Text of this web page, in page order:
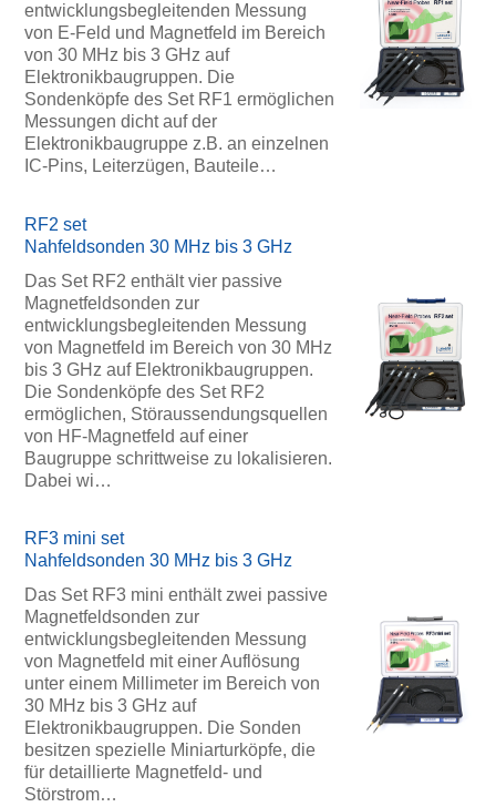
entwicklungsbegleitenden Messung
von E-Feld und Magnetfeld im Bereich
von 30 MHz bis 3 GHz auf
Elektronikbaugruppen. Die
Sondenköpfe des Set RF1 ermöglichen
Messungen dicht auf der
Elektronikbaugruppe z.B. an einzelnen
IC-Pins, Leiterzügen, Bauteile…
RF2 set
Nahfeldsonden 30 MHz bis 3 GHz
Das Set RF2 enthält vier passive
Magnetfeldsonden zur
entwicklungsbegleitenden Messung
von Magnetfeld im Bereich von 30 MHz
bis 3 GHz auf Elektronikbaugruppen.
Die Sondenköpfe des Set RF2
ermöglichen, Störaussendungsquellen
von HF-Magnetfeld auf einer
Baugruppe schrittweise zu lokalisieren.
Dabei wi…
RF3 mini set
Nahfeldsonden 30 MHz bis 3 GHz
Das Set RF3 mini enthält zwei passive
Magnetfeldsonden zur
entwicklungsbegleitenden Messung
von Magnetfeld mit einer Auflösung
unter einem Millimeter im Bereich von
30 MHz bis 3 GHz auf
Elektronikbaugruppen. Die Sonden
besitzen spezielle Miniarturköpfe, die
für detaillierte Magnetfeld- und
Störstrom…